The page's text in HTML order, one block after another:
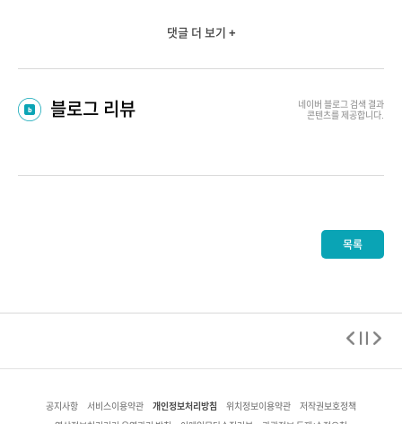
댓글 더 보기 +
블로그 리뷰 네이버 블로그 검색 결과
콘텐츠를 제공합니다.
목록
공지사항 서비스이용약관 개인정보처리방침 위치정보이용약관 저작권보호정책